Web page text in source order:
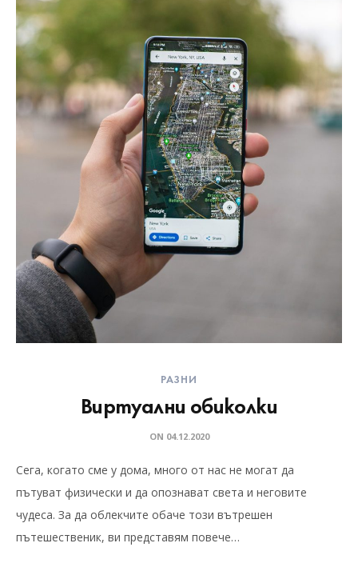
РАЗНИ
Виртуални обиколки
ON 04.12.2020
Сега, когато сме у дома, много от нас не могат да
пътуват физически и да опознават света и неговите
чудеса. За да облекчите обаче този вътрешен
пътешественик, ви представям повече…